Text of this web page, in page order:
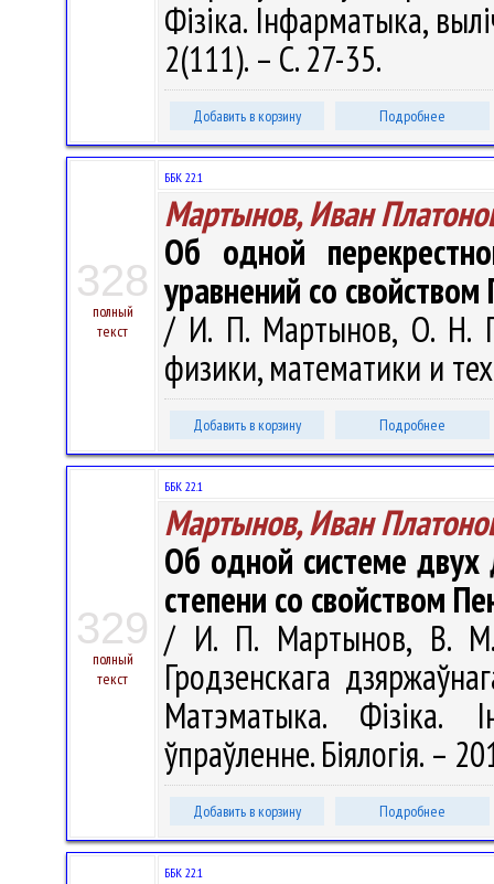
Фізіка. Інфарматыка,
2(111). – С. 27-35.
Добавить в корзину Подробнее
328
полный
текст
ББК 22.1
Мартынов, Иван
Об одной
уравнений со свойством
/ И. П. Мартынов, О. Н.
физики, математики и
Добавить в корзину Подробнее
329
полный
текст
ББК 22.1
Мартынов, Иван
Об одной системе
степени со свойством
/ И. П. Мартынов, В. М.
Гродзенскага
Матэматыка. Фізіка.
ўпраўленне. Біялогія. –
Добавить в корзину Подробнее
ББК 22.1